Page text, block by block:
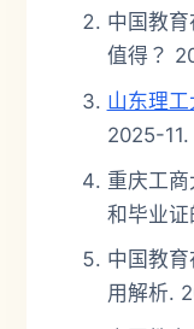
中国教
值得？
山东理工
2025-11.
重庆工
和毕业
中国教
用解析.